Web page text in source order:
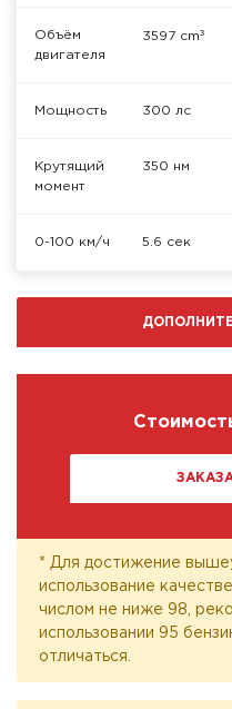
Объём
двигателя
3597 cm³
Мощность 300 лс
Крутящий
момент
350 нм
0-100 км/ч 5.6 сек
* Для достижение
использование
числом не ниже 98,
использовании 95
отличаться.